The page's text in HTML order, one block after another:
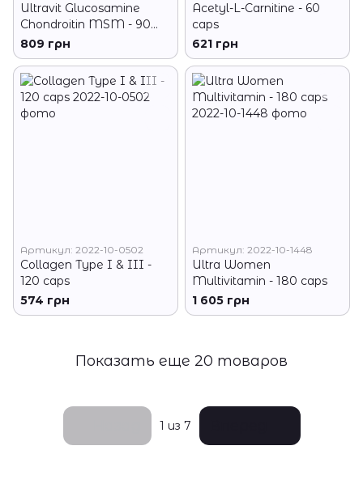
Ultravit Glucosamine
Chondroitin MSM - 90
tabs
809 грн
Acetyl-L-Carnitine - 60
caps
621 грн
Артикул: 2022-10-0502
Collagen Type I & III -
120 caps
574 грн
Артикул: 2022-10-1448
Ultra Women
Multivitamin - 180 caps
1 605 грн
Показать еще 20 товаров
1 из 7